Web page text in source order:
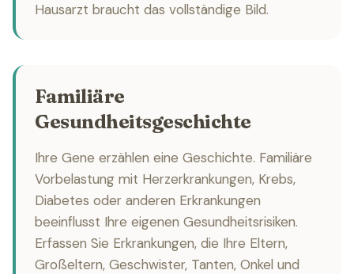
Hausarzt braucht das vollständige Bild.
Familiäre
Gesundheitsgeschichte
Ihre Gene erzählen eine Geschichte. Familiäre
Vorbelastung mit Herzerkrankungen, Krebs,
Diabetes oder anderen Erkrankungen
beeinflusst Ihre eigenen Gesundheitsrisiken.
Erfassen Sie Erkrankungen, die Ihre Eltern,
Großeltern, Geschwister, Tanten, Onkel und